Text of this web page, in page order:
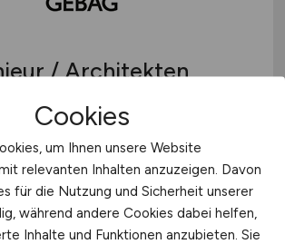
/ Architekten
- Projektleitung
im
Baugesellschaft mbH
Cookies
um Ihnen unsere Website
relevanten Inhalten anzuzeigen. Davon
für die Nutzung und Sicherheit unserer
während andere Cookies dabei helfen,
Inhalte und Funktionen anzubieten. Sie